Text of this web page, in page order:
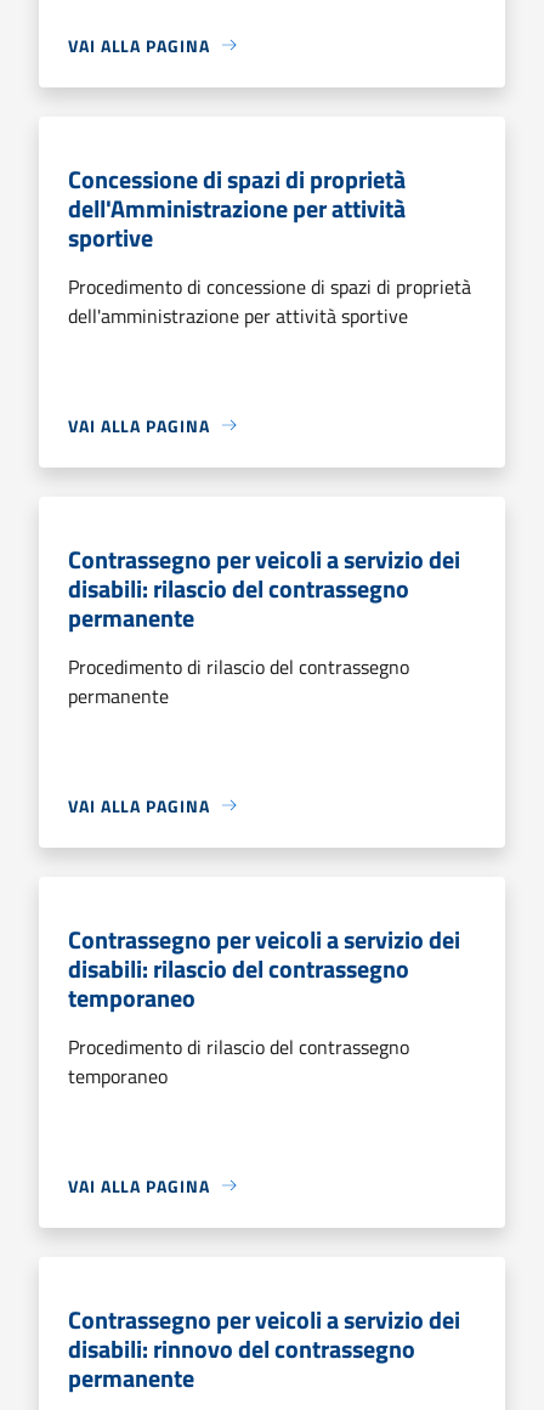
VAI ALLA PAGINA
Concessione di spazi di proprietà
dell'Amministrazione per attività
sportive
Procedimento di concessione di spazi di proprietà
dell'amministrazione per attività sportive
VAI ALLA PAGINA
Contrassegno per veicoli a servizio dei
disabili: rilascio del contrassegno
permanente
Procedimento di rilascio del contrassegno
permanente
VAI ALLA PAGINA
Contrassegno per veicoli a servizio dei
disabili: rilascio del contrassegno
temporaneo
Procedimento di rilascio del contrassegno
temporaneo
VAI ALLA PAGINA
Contrassegno per veicoli a servizio dei
disabili: rinnovo del contrassegno
permanente